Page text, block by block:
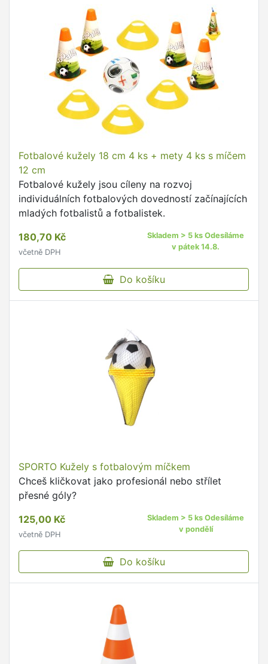
Fotbalové kužely 18 cm 4 ks + mety 4 ks s míčem
12 cm
Fotbalové kužely jsou cíleny na rozvoj
individuálních fotbalových dovedností začínajících
mladých fotbalistů a fotbalistek.
180,70 Kč
včetně DPH
Skladem > 5 ks Odesíláme
v pátek 14.8.
Do košíku
SPORTO Kužely s fotbalovým míčkem
Chceš kličkovat jako profesionál nebo střílet
přesné góly?
125,00 Kč
včetně DPH
Skladem > 5 ks Odesíláme
v pondělí
Do košíku